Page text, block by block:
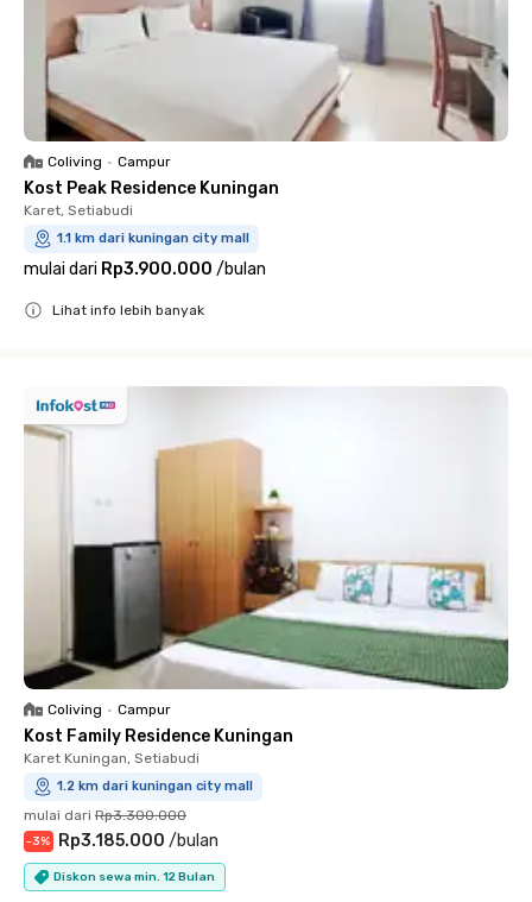
Coliving • Campur
Kost Peak Residence Kuningan
Karet, Setiabudi
1.1 km dari kuningan city mall
mulai dari Rp3.900.000 /bulan
Lihat info lebih banyak
Coliving • Campur
Kost Family Residence Kuningan
Karet Kuningan, Setiabudi
1.2 km dari kuningan city mall
mulai dari Rp3.300.000
-3% Rp3.185.000 /bulan
Diskon sewa min. 12 Bulan